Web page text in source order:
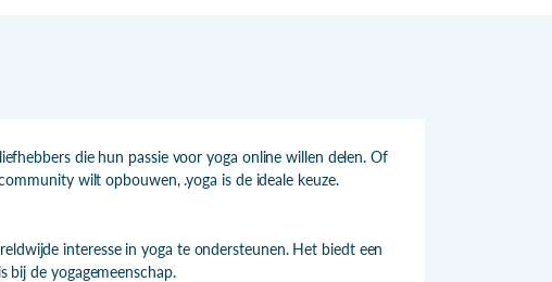
die hun passie voor yoga online willen delen. Of
wilt opbouwen, .yoga is de ideale keuze.
interesse in yoga te ondersteunen. Het biedt een
bij de yogagemeenschap.